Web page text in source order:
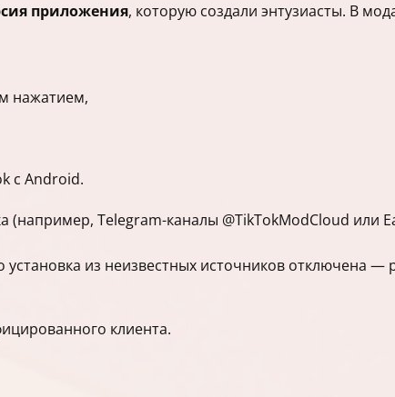
приложения, которую создали энтузиасты. В
нажатием,
с Android.
(например, Telegram-каналы @TikTokModCloud или
из неизвестных источников отключена —
клиента.